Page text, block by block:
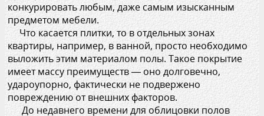
конкурировать любым, даже самым изысканным
предметом мебели.
Что касается плитки, то в отдельных зонах
квартиры, например, в ванной, просто необходимо
выложить этим материалом полы. Такое покрытие
имеет массу преимуществ — оно долговечно,
удароупорно, фактически не подвержено
повреждению от внешних факторов.
До недавнего времени для облицовки полов